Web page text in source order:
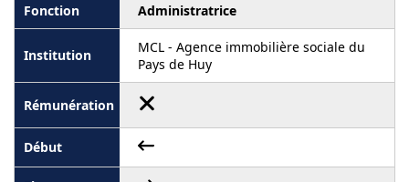
Administratrice
MCL - Agence immobilière sociale du
Pays de Huy